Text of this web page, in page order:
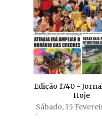
Edição 1740 -
Hoje
Sábado, 15